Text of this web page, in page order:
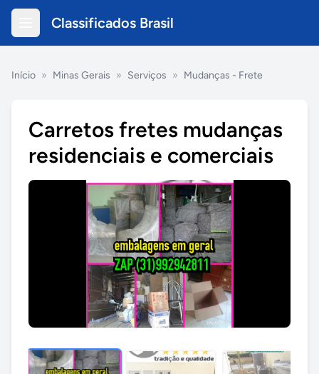
Classificados Brasil
Início » Minas Gerais » Serviços » Mudanças - Frete
Carretos fretes mudanças
residenciais e comerciais